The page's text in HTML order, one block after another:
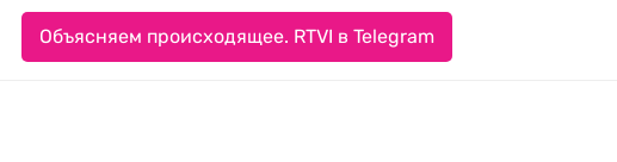
Объясняем происходящее. RTVI в Telegram